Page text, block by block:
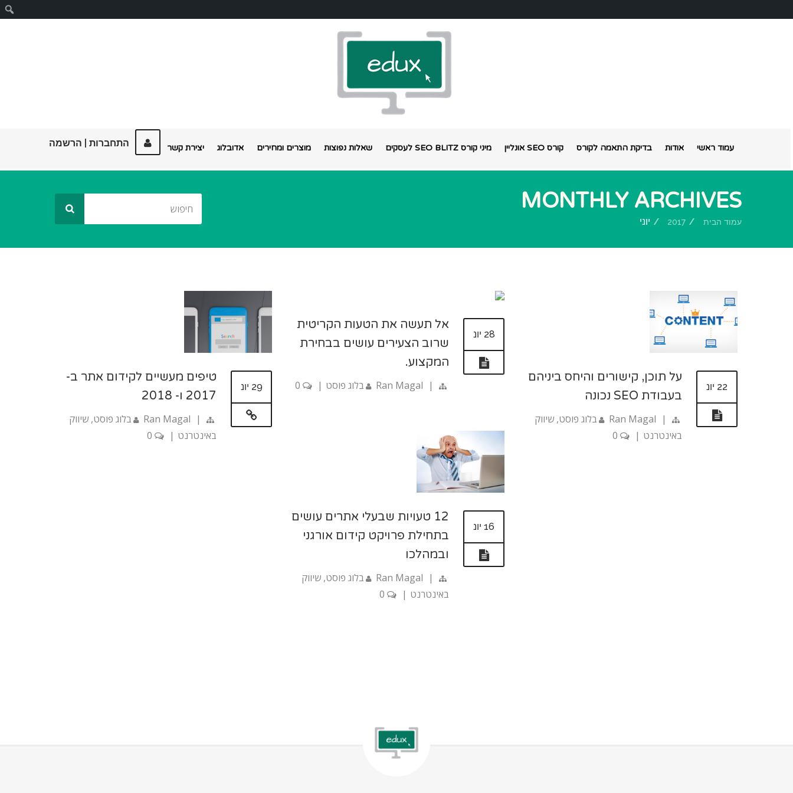
עמוד ראשי אודות בדיקת התאמה לקורס קורס SEO אונליין מיני קורס SEO BLITZ לעסקים שאלות נפוצות מוצרים ומחירים אדובלוג יצירת קשר התחברות הרשמה
MONTHLY ARCHIVES
עמוד הבית 2017 יוני
29 יונ
טיפים מעשיים לקידום אתר ב-
2017 ו- 2018
Ran Magal | בלוג פוסט, שיווק
באינטרנט |
0
28 יונ
אל תעשה את הטעות הקריטית
שרוב הצעירים עושים בבחירת
המקצוע.
Ran Magal | בלוג פוסט |
0 22 יונ
על תוכן, קישורים והיחס ביניהם
בעבודת SEO נכונה
Ran Magal | בלוג פוסט, שיווק
באינטרנט |
0
16 יונ
12 טעויות שבעלי אתרים עושים
בתחילת פרויקט קידום אורגני
ובמהלכו
Ran Magal | בלוג פוסט, שיווק
באינטרנט |
0